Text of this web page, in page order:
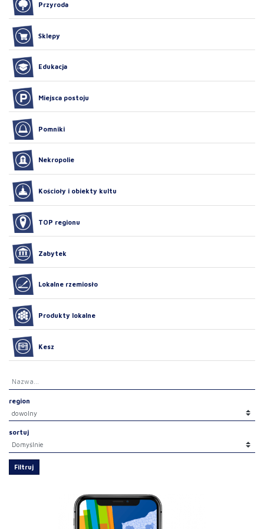
Przyroda
Sklepy
Edukacja
Miejsca postoju
Pomniki
Nekropolie
Kościoły i obiekty kultu
TOP regionu
Zabytek
Lokalne rzemiosło
Produkty lokalne
Kesz
region
sortuj
Filtruj